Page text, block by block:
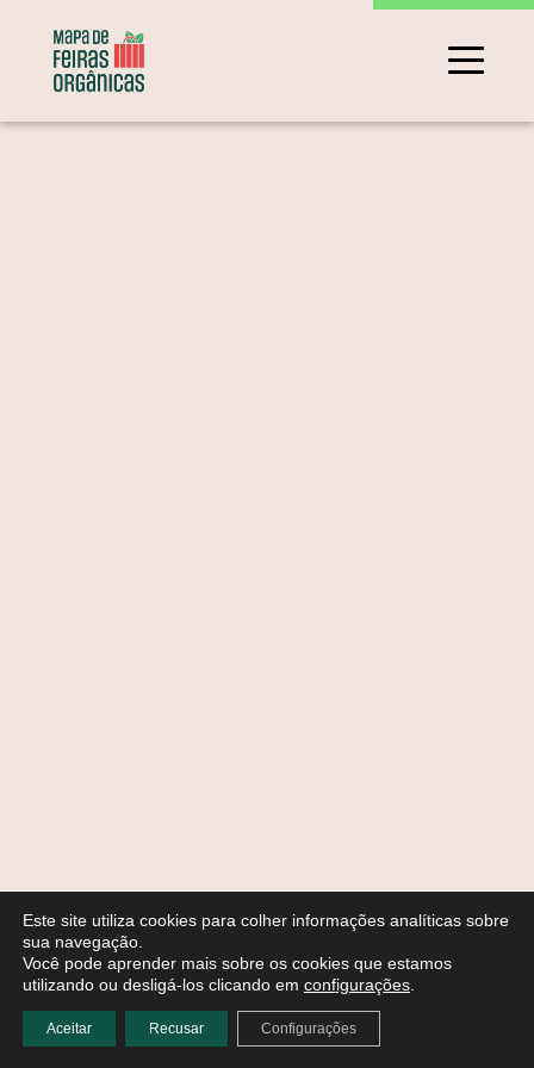
Este site utiliza cookies para colher informações analíticas sobre
sua navegação.
Você pode aprender mais sobre os cookies que estamos
utilizando ou desligá-los clicando em configurações
Aceitar Recusar Configurações